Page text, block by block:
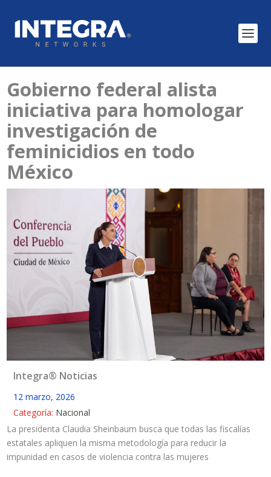
Gobierno federal alista
iniciativa para homologar
investigación de
feminicidios en todo
México
Integra® Noticias
12 marzo, 2026
Categoría: Nacional
La presidenta Claudia Sheinbaum busca que todas las fiscalías
estatales apliquen la misma metodología para reducir la
impunidad en casos de violencia contra las mujeres